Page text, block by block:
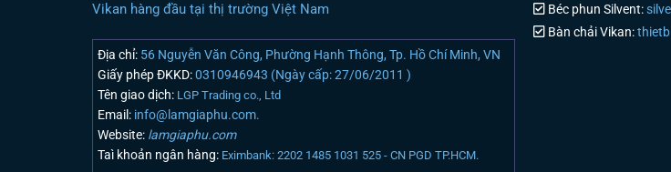
Vikan hàng đầu tại thị trường Việt Nam
Địa chỉ:56 Nguyễn Văn Công, Phường Hạnh Thông, Tp. Hồ Chí Minh, VN
Giấy phép ĐKKD:0310946943 (Ngày cấp: 27/06/2011 )
Tên giao dịch: LGP Trading co., Ltd
Email:info@lamgiaphu.com.
Website:lamgiaphu.com
Taì khoản ngân hàng: Eximbank: 2202 1485 1031 525 - CN PGD TP.HCM.
Béc phun Silvent:
Bàn chải Vikan: